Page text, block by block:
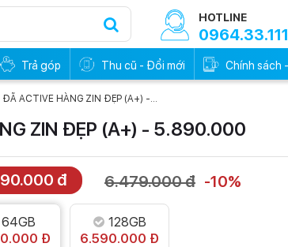
HOTLINE
Trả góp Thu cũ - Đổi mới Chính sách
ACTIVE HÀNG ZIN ĐẸP (A+) -...
ZIN ĐẸP (A+) - 5.890.000
0đ - Trả trước
0%
Trả góp 0đ - Trả
0%
đ 6.479.000 đ -10%
64GB
Đ
128GB
6.590.000 Đ